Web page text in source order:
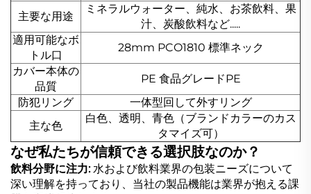
主要な用途
ミネラルウォーター、純水、お茶飲料、果
汁、炭酸飲料など.....
適用可能なボ
トル口
28mm PCO1810 標準ネック
カバー本体の
品質
PE 食品グレードPE
防犯リング
一体型回して外すリング
主な色
白色、透明、青色（ブランドカラーのカス
タマイズ可）
なぜ私たちが信頼できる選択肢なのか？
飲料分野に注力:水および飲料業界の包装ニーズについて
深い理解を持っており、当社の製品機能は業界が抱える課